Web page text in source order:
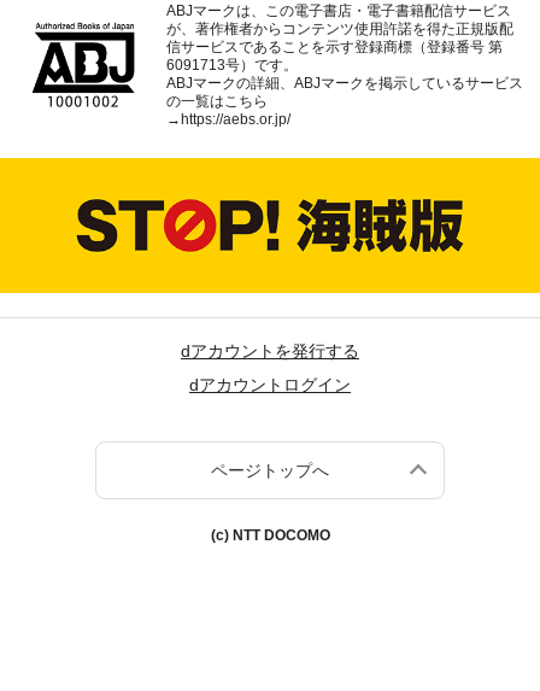
ABJマークは、この電子書店・電子書籍配信サービス
が、著作権者からコンテンツ使用許諾を得た正規版配
信サービスであることを示す登録商標（登録番号 第
6091713号）です。
ABJマークの詳細、ABJマークを掲示しているサービス
の一覧はこちら
→https://aebs.or.jp/
dアカウントを発行する
dアカウントログイン
ページトップへ
(c) NTT DOCOMO